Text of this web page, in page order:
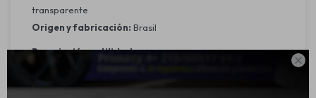

transparente
Origen y fabricación: Brasil
Descripción y utilidad:
eléctrico y fiabilidad, ideales para vehículos con sistema